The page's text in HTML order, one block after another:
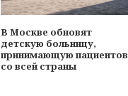
В Москве обновят
детскую больницу,
принимающую пациентов
со всей страны